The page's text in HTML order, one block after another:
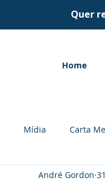
Home
Mídia Carta
André Gordon